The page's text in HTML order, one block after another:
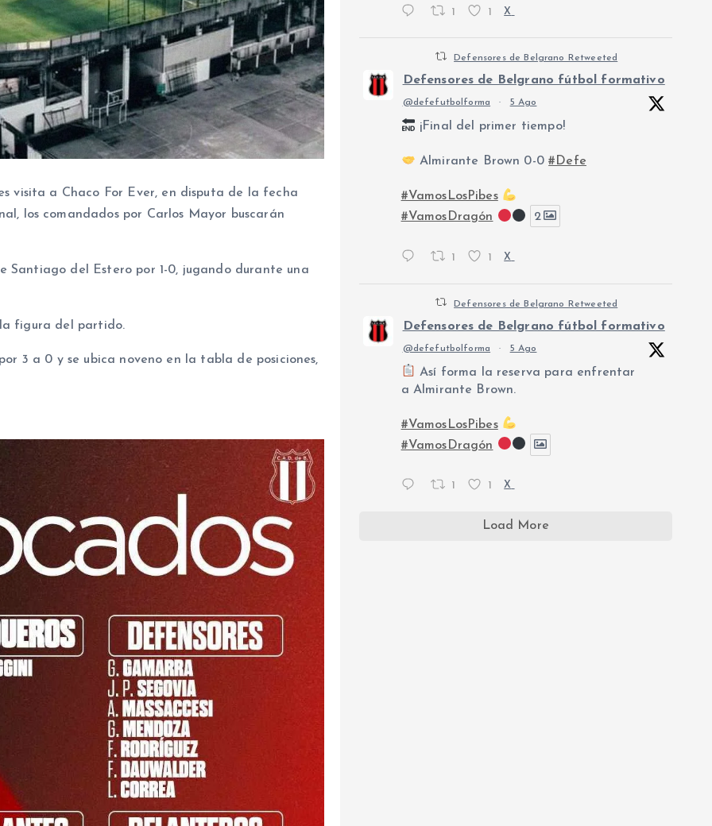
visita a Chaco For Ever, en disputa de la fecha
los comandados por Carlos Mayor buscarán
del Estero por 1-0, jugando durante una
figura del partido.
3 a 0 y se ubica noveno en la tabla de posiciones,
1 1 X
Defensores de Belgrano Retweeted
Defensores de Belgrano fútbol formativo
@defefutbolforma · 5 Ago
¡Final del primer tiempo!
Almirante Brown 0-0#Defe
#VamosLosPibes
#VamosDragón
2
1 1 X
Defensores de Belgrano Retweeted
Defensores de Belgrano fútbol formativo
@defefutbolforma · 5 Ago
Así forma la reserva para enfrentar
a Almirante Brown.
#VamosLosPibes
#VamosDragón
1 1 X
Load More